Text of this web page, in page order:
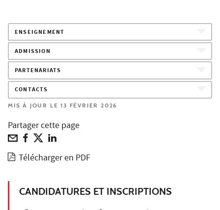
ENSEIGNEMENT
ADMISSION
PARTENARIATS
CONTACTS
MIS À JOUR LE 13 FÉVRIER 2026
Partager cette page
Télécharger en PDF
CANDIDATURES ET INSCRIPTIONS